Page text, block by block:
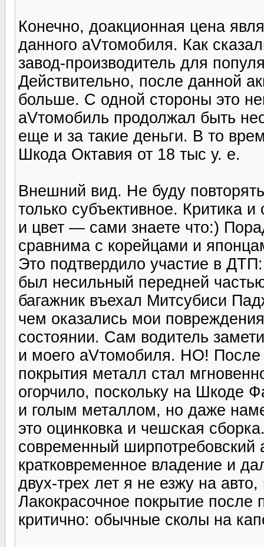
Конечно, доакционная цена
данного аVтомобиля. Как
завод-производитель для
Действительно, после данной
больше. С одной стороны это
аVтомобиль продолжал быть
еще и за такие деньги. В то
Шкода Октавия от 18 тыс у. е.
Внешний вид. Не буду
только субъективное. Критика
и цвет — сами знаете что:)
сравнима с корейцами и
Это подтвердило участие в
был несильный передней
багажник въехал Митсубиси
чем оказались мои
состоянии. Сам водитель
и моего аVтомобиля. НО! После
покрытия металл стал
огорчило, поскольку на Шкоде
и голым металлом, но даже
это оцинковка и чешская
современный ширпотребовский
кратковременное владение и
двух-трех лет я не езжу на
Лакокрасочное покрытие
критично: обычные сколы на